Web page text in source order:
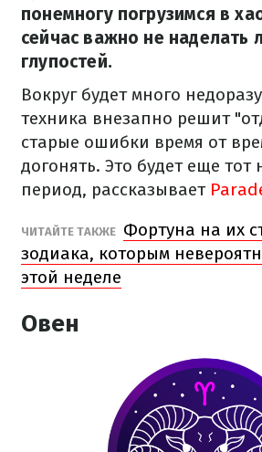
понемногу погрузимся в
сейчас важно не наделать
глупостей.
Вокруг будет много
техника внезапно решит
старые ошибки время от
догонять. Это будет еще тот
период, рассказывает
ЧИТАЙТЕ ТАКЖЕ Фортуна на их
зодиака, которым
этой неделе
Овен